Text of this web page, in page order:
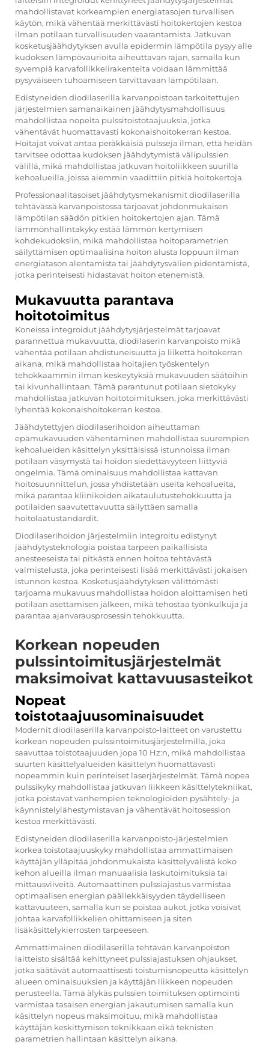
mahdollistavat korkeampien energiatasojen turvallisen
käytön, mikä vähentää merkittävästi hoitokertojen kestoa
ilman potilaan turvallisuuden vaarantamista. Jatkuvan
kosketusjäähdytyksen avulla epidermin lämpötila pysyy alle
kudoksen lämpövaurioita aiheuttavan rajan, samalla kun
syvempiä karvafollikkelirakenteita voidaan lämmittää
pysyväiseen tuhoamiseen tarvittavaan lämpötilaan.
Edistyneiden diodilaserilla karvanpoistoan tarkoitettujen
järjestelmien samanaikainen jäähdytysmahdollisuus
mahdollistaa nopeita pulssitoistotaajuuksia, jotka
vähentävät huomattavasti kokonaishoitokerran kestoa.
Hoitajat voivat antaa peräkkäisiä pulsseja ilman, että heidän
tarvitsee odottaa kudoksen jäähdytymistä välipulssien
välillä, mikä mahdollistaa jatkuvan hoitoliikkeen suurilla
kehoalueilla, joissa aiemmin vaadittiin pitkiä hoitokertoja.
Professionaalitasoiset jäähdytysmekanismit diodilaserilla
tehtävässä karvanpoistossa tarjoavat johdonmukaisen
lämpötilan säädön pitkien hoitokertojen ajan. Tämä
lämmönhallintakyky estää lämmön kertymisen
kohdekudoksiin, mikä mahdollistaa hoitoparametrien
säilyttämisen optimaalisina hoiton alusta loppuun ilman
energiatason alentamista tai jäähdytysvälien pidentämistä,
jotka perinteisesti hidastavat hoiton etenemistä.
Mukavuutta parantava
hoitotoimitus
Koneissa integroidut jäähdytysjärjestelmät tarjoavat
parannettua mukavuutta, diodilaserin karvanpoisto mikä
vähentää potilaan ahdistuneisuutta ja liikettä hoitokerran
aikana, mikä mahdollistaa hoitajien työskentelyn
tehokkaammin ilman keskeytyksiä mukavuuden säätöihin
tai kivunhallintaan. Tämä parantunut potilaan sietokyky
mahdollistaa jatkuvan hoitotoimituksen, joka merkittävästi
lyhentää kokonaishoitokerran kestoa.
Jäähdytettyjen diodilaserihoidon aiheuttaman
epämukavuuden vähentäminen mahdollistaa suurempien
kehoalueiden käsittelyn yksittäisissä istunnoissa ilman
potilaan väsymystä tai hoidon siedettävyyteen liittyviä
ongelmia. Tämä ominaisuus mahdollistaa kattavan
hoitosuunnittelun, jossa yhdistetään useita kehoalueita,
mikä parantaa kliinikoiden aikataulutustehokkuutta ja
potilaiden saavutettavuutta säilyttäen samalla
hoitolaatustandardit.
Diodilaserihoidon järjestelmiin integroitu edistynyt
jäähdytysteknologia poistaa tarpeen paikallisista
anesteeseista tai pitkästä ennen hoitoa tehtävästä
valmistelusta, joka perinteisesti lisää merkittävästi jokaisen
istunnon kestoa. Kosketusjäähdytyksen välittömästi
tarjoama mukavuus mahdollistaa hoidon aloittamisen heti
potilaan asettamisen jälkeen, mikä tehostaa työnkulkuja ja
parantaa ajanvarausprosessin tehokkuutta.
Korkean nopeuden
pulssintoimitusjärjestelmät
maksimoivat kattavuusasteikot
Nopeat
toistotaajuusominaisuudet
Modernit diodilaserilla karvanpoisto-laitteet on varustettu
korkean nopeuden pulssintoimitusjärjestelmillä, joka
saavuttaa toistotaajuuden jopa 10 Hz:n, mikä mahdollistaa
suurten käsittelyalueiden käsittelyn huomattavasti
nopeammin kuin perinteiset laserjärjestelmät. Tämä nopea
pulssikyky mahdollistaa jatkuvan liikkeen käsittelytekniikat,
jotka poistavat vanhempien teknologioiden pysähtely- ja
käynnistelylähestymistavan ja vähentävät hoitosession
kestoa merkittävästi.
Edistyneiden diodilaserilla karvanpoisto-järjestelmien
korkea toistotaajuuskyky mahdollistaa ammattimaisen
käyttäjän ylläpitää johdonmukaista käsittelyvälistä koko
kehon alueilla ilman manuaalisia laskutoimituksia tai
mittausviiveitä. Automaattinen pulssiajastus varmistaa
optimaalisen energian päällekkäisyyden täydelliseen
kattavuuteen, samalla kun se poistaa aukot, jotka voisivat
johtaa karvafollikkelien ohittamiseen ja siten
lisäkäsittelykierrosten tarpeeseen.
Ammattimainen diodilaserilla tehtävän karvanpoiston
laitteisto sisältää kehittyneet pulssiajastuksen ohjaukset,
jotka säätävät automaattisesti toistumisnopeutta käsittelyn
alueen ominaisuuksien ja käyttäjän liikkeen nopeuden
perusteella. Tämä älykäs pulssien toimituksen optimointi
varmistaa tasaisen energian jakautumisen samalla kun
käsittelyn nopeus maksimoituu, mikä mahdollistaa
käyttäjän keskittymisen teknikkaan eikä teknisten
parametrien hallintaan käsittelyn aikana.